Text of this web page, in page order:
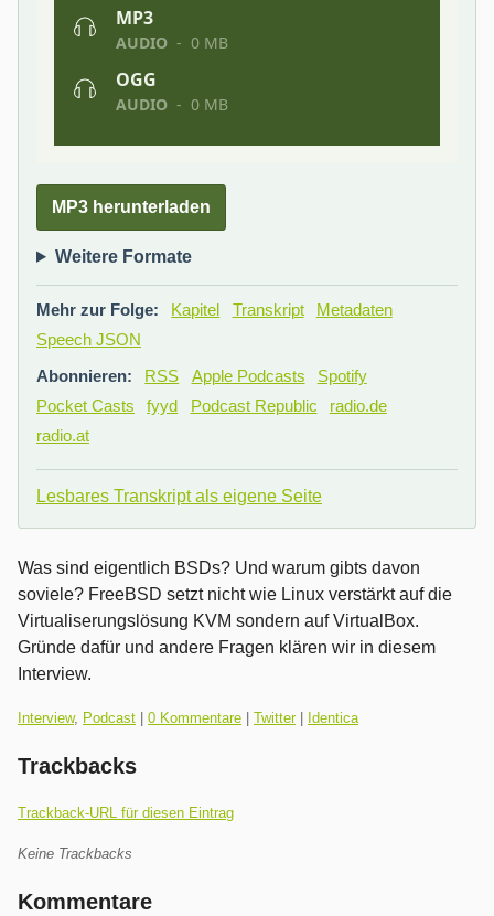
MP3 herunterladen
Weitere Formate
Mehr zur Folge: Kapitel Transkript
Metadaten
Speech JSON
Abonnieren:
RSS Apple Podcasts
Spotify
Pocket Casts
fyyd Podcast Republic
radio.de
radio.at
Lesbares Transkript als eigene Seite
Was sind eigentlich BSDs? Und warum gibts davon
soviele? FreeBSD setzt nicht wie Linux verstärkt auf die
Virtualiserungslösung KVM sondern auf VirtualBox.
Gründe dafür und andere Fragen klären wir in diesem
Interview.
Kategorien:
Interview, Podcast 0 Kommentare Twitter| Identica
Trackbacks
Trackback-URL für diesen Eintrag
Keine Trackbacks
Kommentare